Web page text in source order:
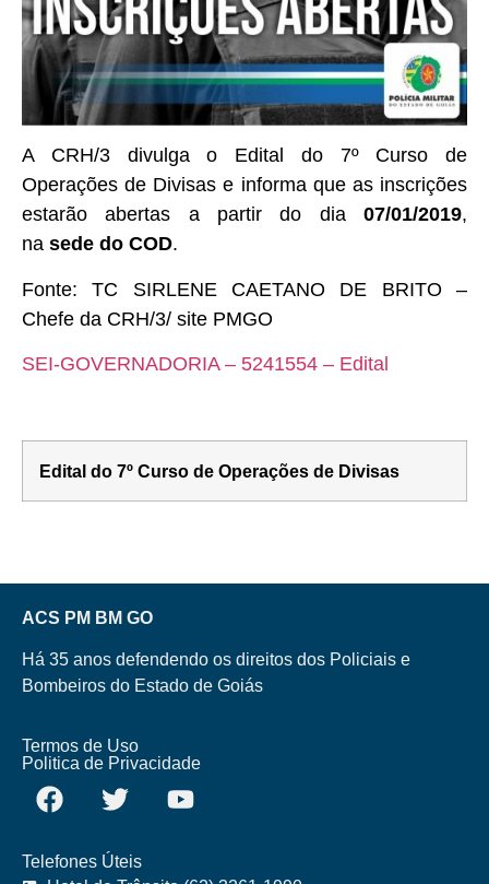
A CRH/3 divulga o Edital do 7º Curso de
Operações de Divisas e informa que as inscrições
estarão abertas a partir do dia 07/01/2019,
na sede do COD.
Fonte: TC SIRLENE CAETANO DE BRITO –
Chefe da CRH/3/ site PMGO
SEI-GOVERNADORIA – 5241554 – Edital
Edital do 7º Curso de Operações de Divisas
ACS PM BM GO
Há 35 anos defendendo os direitos dos Policiais e
Bombeiros do Estado de Goiás
Termos de Uso
Politica de Privacidade
Telefones Úteis